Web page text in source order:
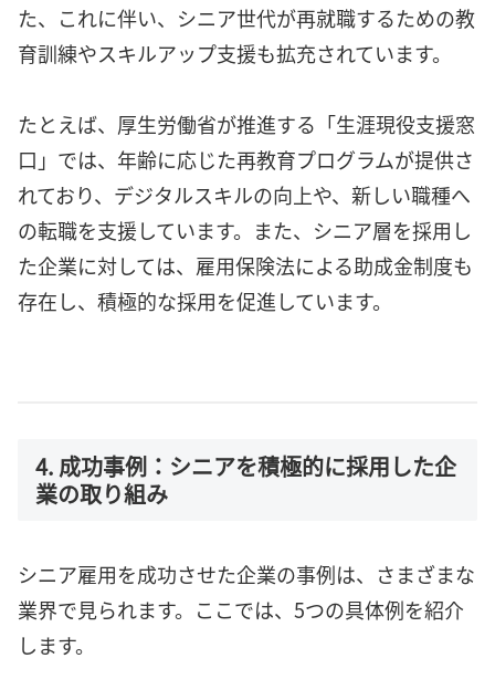
た、これに伴い、シニア世代が再就職するための教
育訓練やスキルアップ支援も拡充されています。
たとえば、厚生労働省が推進する「生涯現役支援窓
口」では、年齢に応じた再教育プログラムが提供さ
れており、デジタルスキルの向上や、新しい職種へ
の転職を支援しています。また、シニア層を採用し
た企業に対しては、雇用保険法による助成金制度も
存在し、積極的な採用を促進しています。
4. 成功事例：シニアを積極的に採用した企
業の取り組み
シニア雇用を成功させた企業の事例は、さまざまな
業界で見られます。ここでは、5つの具体例を紹介
します。